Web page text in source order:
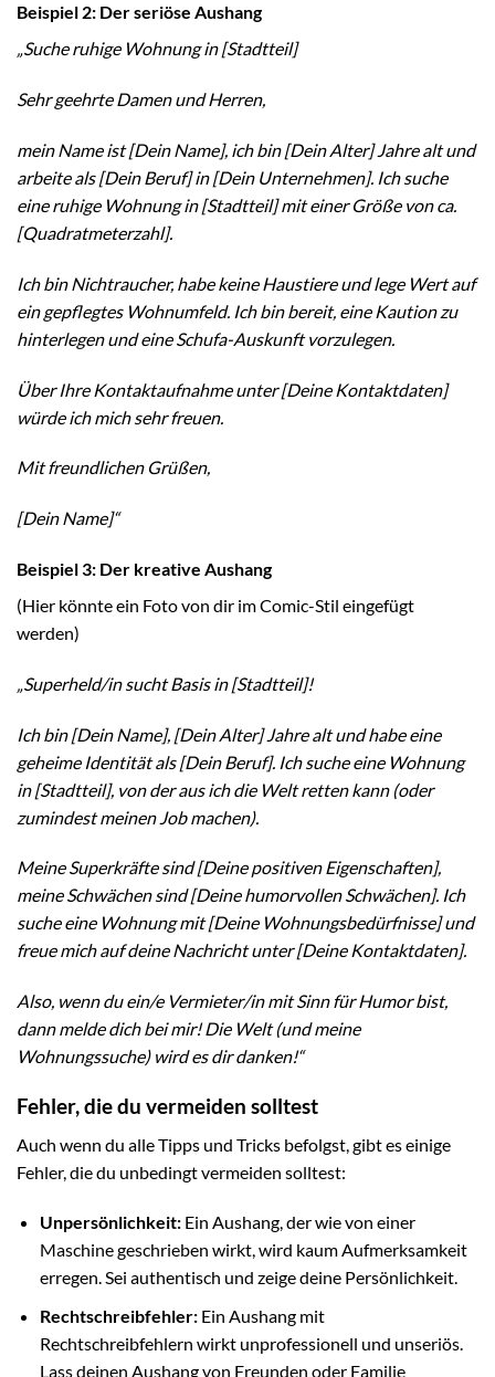
Beispiel 2: Der seriöse Aushang
„Suche ruhige Wohnung in [Stadtteil]
Sehr geehrte Damen und Herren,
mein Name ist [Dein Name], ich bin [Dein Alter] Jahre alt und
arbeite als [Dein Beruf] in [Dein Unternehmen]. Ich suche
eine ruhige Wohnung in [Stadtteil] mit einer Größe von ca.
[Quadratmeterzahl].
Ich bin Nichtraucher, habe keine Haustiere und lege Wert auf
ein gepflegtes Wohnumfeld. Ich bin bereit, eine Kaution zu
hinterlegen und eine Schufa-Auskunft vorzulegen.
Über Ihre Kontaktaufnahme unter [Deine Kontaktdaten]
würde ich mich sehr freuen.
Mit freundlichen Grüßen,
[Dein Name]“
Beispiel 3: Der kreative Aushang
(Hier könnte ein Foto von dir im Comic-Stil eingefügt
werden)
„Superheld/in sucht Basis in [Stadtteil]!
Ich bin [Dein Name], [Dein Alter] Jahre alt und habe eine
geheime Identität als [Dein Beruf]. Ich suche eine Wohnung
in [Stadtteil], von der aus ich die Welt retten kann (oder
zumindest meinen Job machen).
Meine Superkräfte sind [Deine positiven Eigenschaften],
meine Schwächen sind [Deine humorvollen Schwächen]. Ich
suche eine Wohnung mit [Deine Wohnungsbedürfnisse] und
freue mich auf deine Nachricht unter [Deine Kontaktdaten].
Also, wenn du ein/e Vermieter/in mit Sinn für Humor bist,
dann melde dich bei mir! Die Welt (und meine
Wohnungssuche) wird es dir danken!“
Fehler, die du vermeiden solltest
Auch wenn du alle Tipps und Tricks befolgst, gibt es einige
Fehler, die du unbedingt vermeiden solltest:
Unpersönlichkeit:Ein Aushang, der wie von einer
Maschine geschrieben wirkt, wird kaum Aufmerksamkeit
erregen. Sei authentisch und zeige deine Persönlichkeit.
Rechtschreibfehler:Ein Aushang mit
Rechtschreibfehlern wirkt unprofessionell und unseriös.
Lass deinen Aushang von Freunden oder Familie